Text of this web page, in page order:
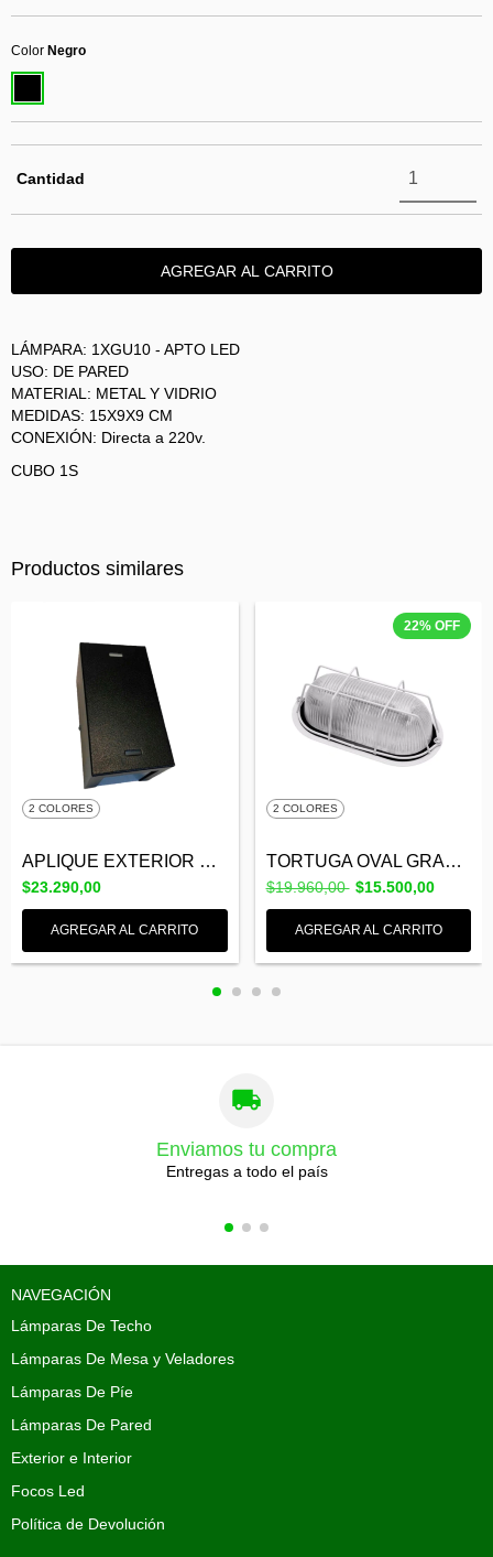
Color Negro
Cantidad
LÁMPARA: 1XGU10 - APTO LED
USO: DE PARED
MATERIAL: METAL Y VIDRIO
MEDIDAS: 15X9X9 CM
CONEXIÓN: Directa a 220v.
CUBO 1S
Productos similares
2 COLORES
APLIQUE EXTERIOR BIDIRECCIONAL HIERRO CU...
$23.290,00
AGREGAR AL CARRITO
22% OFF
2 COLORES
TORTUGA OVAL GRANDE METALICA CHAPA E27 S...
$19.960,00 $15.500,00
AGREGAR AL CARRITO
Enviamos tu compra
Entregas a todo el país
NAVEGACIÓN
Lámparas De Techo
Lámparas De Mesa y Veladores
Lámparas De Píe
Lámparas De Pared
Exterior e Interior
Focos Led
Política de Devolución